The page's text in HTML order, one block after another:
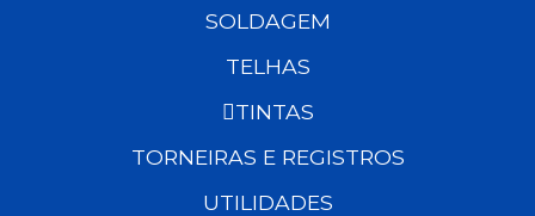
SOLDAGEM
TELHAS
TINTAS
TORNEIRAS E REGISTROS
UTILIDADES